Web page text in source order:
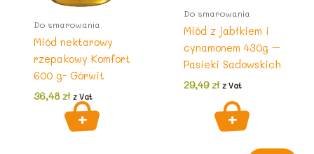
Do smarowania
Miód nektarowy
rzepakowy Komfort
600 g- Górwit
36,48zł z Vat
Do smarowania
Miód z jabłkiem i
cynamonem 430g –
Pasieki Sadowskich
29,49zł z Vat